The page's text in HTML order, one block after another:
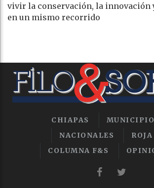
vivir la conservación, la innovación
en un mismo recorrido
CHIAPAS
NACIONALES
ROJA
COLUMNA F&S